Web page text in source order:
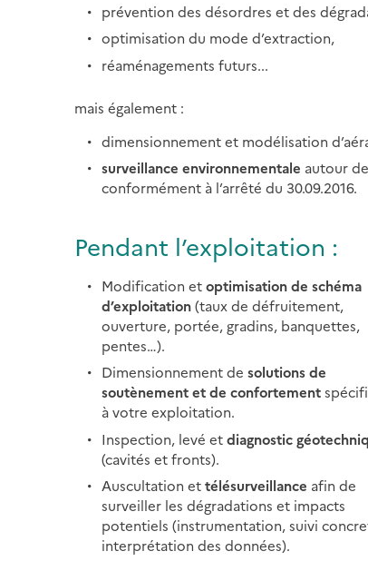
prévention des désordres et des
optimisation du mode d’extraction,
réaménagements futurs...
mais également :
dimensionnement et modélisation
surveillance environnementale autour
conformément à l’arrêté du 30.09.2016.
Pendant l’exploitation :
Modification etoptimisation de schéma
d’exploitation(taux de défruitement,
ouverture, portée, gradins, banquettes,
pentes…).
Dimensionnement de solutions de
soutènement et de confortement
à votre exploitation.
Inspection, levé etdiagnostic
(cavités et fronts).
Auscultation ettélésurveillance afin de
surveiller les dégradations et impacts
potentiels (instrumentation, suivi
interprétation des données).